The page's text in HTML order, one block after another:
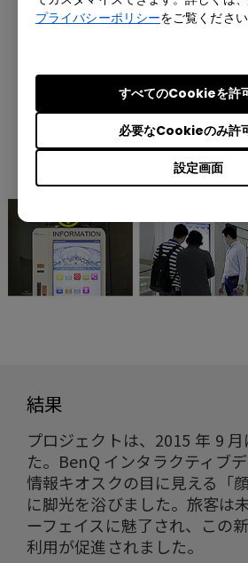
プライバシーポリシーをご覧ください
設定画面
必要なCookieのみ許
すべてのCookieを許
結果
プロジェクトは、2015 年 9
た。BenQ インタラクティブデ
情報キオスクの目に見える「
に脚光を浴びました。旅客は
ーフェイスに魅了され、この
利用が促進されました。